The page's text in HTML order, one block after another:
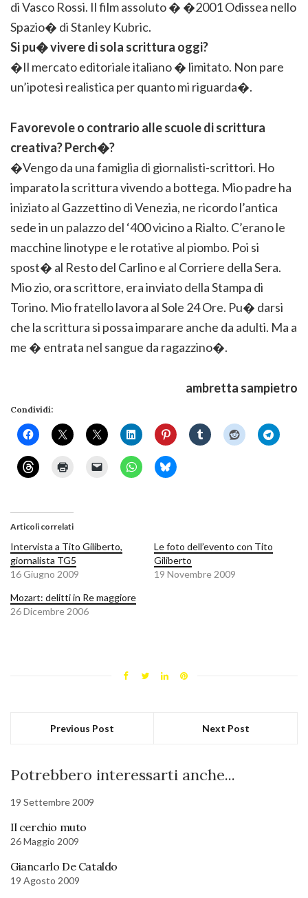
di Vasco Rossi. Il film assoluto � �2001 Odissea nello
Spazio� di Stanley Kubric.
Si pu� vivere di sola scrittura oggi?
�Il mercato editoriale italiano � limitato. Non pare
un’ipotesi realistica per quanto mi riguarda�.
Favorevole o contrario alle scuole di scrittura
creativa? Perch�?
�Vengo da una famiglia di giornalisti-scrittori. Ho
imparato la scrittura vivendo a bottega. Mio padre ha
iniziato al Gazzettino di Venezia, ne ricordo l’antica
sede in un palazzo del ‘400 vicino a Rialto. C’erano le
macchine linotype e le rotative al piombo. Poi si
spost� al Resto del Carlino e al Corriere della Sera.
Mio zio, ora scrittore, era inviato della Stampa di
Torino. Mio fratello lavora al Sole 24 Ore. Pu� darsi
che la scrittura si possa imparare anche da adulti. Ma a
me � entrata nel sangue da ragazzino�.
ambretta sampietro
Condividi:
Articoli correlati
Intervista a Tito Giliberto,
giornalista TG5
16 Giugno 2009
Le foto dell’evento con Tito
Giliberto
19 Novembre 2009
Mozart: delitti in Re maggiore
26 Dicembre 2006
Previous Post Next Post
Potrebbero interessarti anche...
19 Settembre 2009
Il cerchio muto
26 Maggio 2009
Giancarlo De Cataldo
19 Agosto 2009